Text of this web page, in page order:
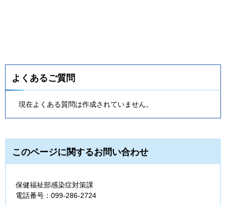
よくあるご質問
現在よくある質問は作成されていません。
このページに関するお問い合わせ
保健福祉部感染症対策課
電話番号：099-286-2724